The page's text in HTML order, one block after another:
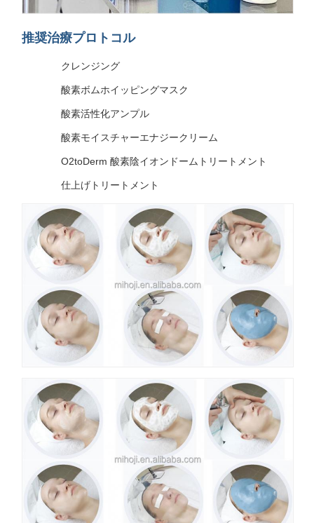
推奨治療プロトコル
クレンジング
酸素ボムホイッピングマスク
酸素活性化アンプル
酸素モイスチャーエナジークリーム
O2toDerm 酸素陰イオンドームトリートメント
仕上げトリートメント